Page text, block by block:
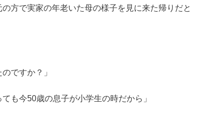
方で実家の年老いた母の様子を見に来た帰りだと
ですか？」
も今50歳の息子が小学生の時だから」